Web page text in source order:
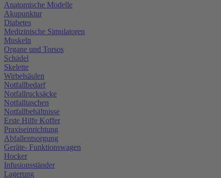
Anatomische Modelle
Akupunktur
Diabetes
Medizinische Simulatoren
Muskeln
Organe und Torsos
Schädel
Skelette
Wirbelsäulen
Notfallbedarf
Notfallrucksäcke
Notfalltaschen
Notfallbehältnisse
Erste Hilfe Koffer
Praxiseinrichtung
Abfallentsorgung
Geräte- Funktionswagen
Hocker
Infusionsständer
Lagerung